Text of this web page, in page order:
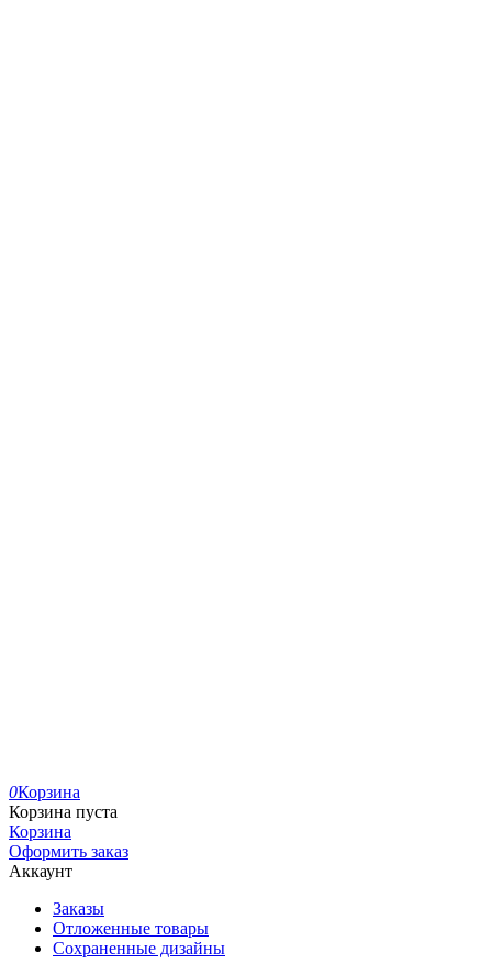
0Корзина
Корзина пуста
Корзина
Оформить заказ
Аккаунт
Заказы
Отложенные товары
Сохраненные дизайны